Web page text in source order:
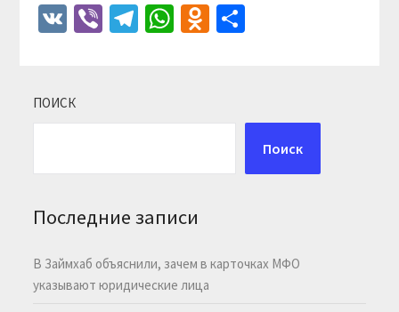
VKViberTelegram
WhatsApp
Odnoklassniki
Отправить
ПОИСК
Поиск
Последние записи
В Займхаб объяснили, зачем в карточках МФО
указывают юридические лица